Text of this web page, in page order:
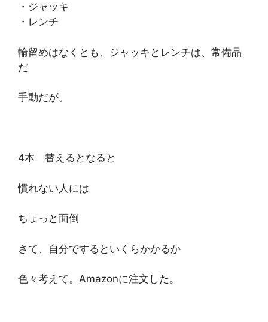
・ジャッキ
・レンチ
輪留めはなくとも、ジャッキとレンチは、常備品
だ
手動だが。
4本 替えるとなると
慣れない人には
ちょっと面倒
さて、自分でするといくらかかるか
色々考えて。Amazonに注文した。